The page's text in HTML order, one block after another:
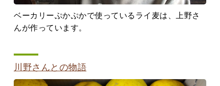
ベーカリーぷかぷかで使っているライ麦は、上野さ
んが作っています。
川野さんとの物語